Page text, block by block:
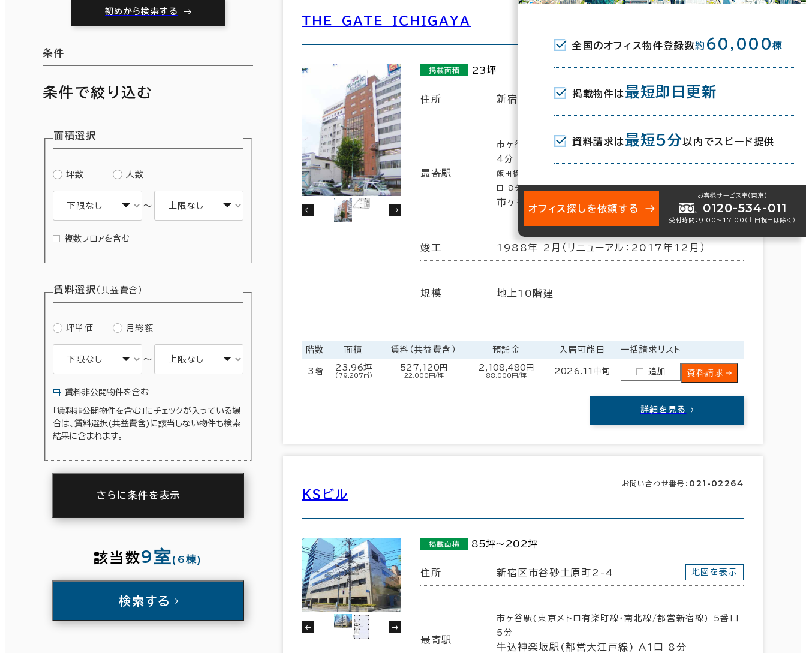
ＴＨＥ ＧＡＴＥ ＩＣＨＩＧＡＹＡ
掲載面積 23坪
住所 新宿区市谷田町3-6 地図を表示
最寄駅
市ヶ谷駅(東京メトロ有楽町線･南北線/都営新宿線) 5番口
4分
飯田橋駅(東京メトロ東西線･有楽町線･南北線/都営大江戸線) B3
口 8分
市ヶ谷駅(JR) 9分
竣工 1988年 2月（リニューアル：2017年12月）
規模 地上10階建
階数 面積 賃料（共益費含） 預託金 入居可能日 一括請求リスト
3階 23.96坪
（79.207㎡）
527,120円
22,000円/坪
2,108,480円
88,000円/坪 2026.11中旬 追加 資料請求
詳細を見る
ＫＳビル
お問い合わせ番号： 021-02264
掲載面積 85坪～202坪
住所 新宿区市谷砂土原町2-4 地図を表示
最寄駅
市ヶ谷駅(東京メトロ有楽町線･南北線/都営新宿線) 5番口
5分
牛込神楽坂駅(都営大江戸線) A1口 8分
初めから検索する
条件
条件で絞り込む
面積選択
坪数 人数
～
複数フロアを含む
賃料選択 （共益費含）
坪単価 月総額
～
賃料非公開物件を含む
「賃料非公開物件を含む」にチェックが入っている場
合は、賃料選択(共益費含)に該当しない物件も検索
結果に含まれます。
入居可能時期
さらに条件を表示
該当数9室(6棟)
検索する
条件で絞り込む
全国のオフィス物件登録数約 60,000棟
掲載物件は 最短即日更新
資料請求は 最短5分 以内でスピード提供
オフィス探しを依頼する
お客様サービス室（東京）
0120-534-011
受付時間：9:00〜17:00（土日祝日は除く）